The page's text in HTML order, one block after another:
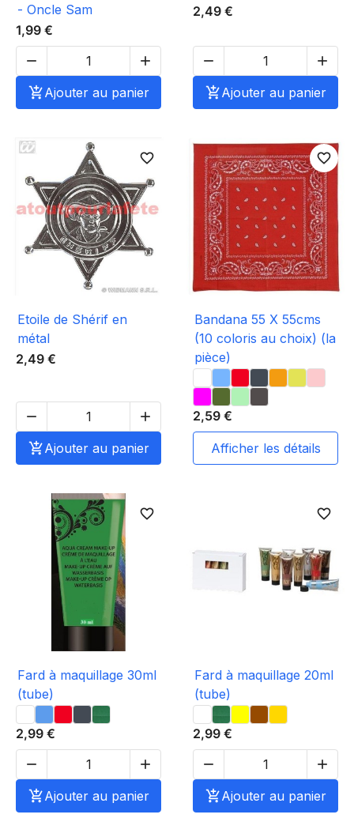
- Oncle Sam
1,99 €


Ajouter au panier
2,49 €


Ajouter au panier
favorite_border
Etoile de Shérif en
métal
2,49 €


Ajouter au panier
favorite_border
Bandana 55 X 55cms
(10 coloris au choix) (la
pièce)
2,59 €
afficher les détails
favorite_border
Fard à maquillage 30ml
(tube)
2,99 €


Ajouter au panier
favorite_border
Fard à maquillage 20ml
(tube)
2,99 €


Ajouter au panier